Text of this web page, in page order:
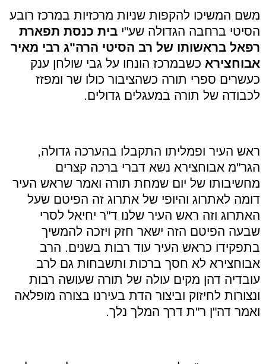
משם המשיכו להקפות שניות מרכזיות במרכז רובע
הסיטי ברחבה הגדולה שע"י בית כנסת תפארת
רפאל בראשותו של רב הסיטי הרה"ג רבי מאיר
אבוחצירא כשבמרכז הונחו על גבי שולחן ענק
כעשרים ספרי תורה כשהציבור כולו שר ומפזז
לכבודה של תורה במעגלים גדולים.
ראש העיר ופמליתו התקבלו בהערכה גדולה,
הגר"מ אבוחצירא נשא דברי ברכה קצרים
מחשיבותו של יום שמחת תורה ואמר שראש העיר
דומה לאתרוג והיופי של אתרוג זה הפיטם שעל
האתרוג וזה ראש העיר שלנו ד"ר יחיאל לסרי
שבעה הפיטם הזה ישאר חזק ויזכה להמשיך
בתפקידו כראש העיר עוד רבות בשנים. הרב
אבוחצירא לא חסך ברכות ותשבחות גם לרב
עובדיה דהן מקים עולה של תורה שעושה רבות
ונצורות לחיזוק וביצור הדת בעירנו בצורה מופלאה
ואמר דה"ן ר"ת דרך המלך נלך.